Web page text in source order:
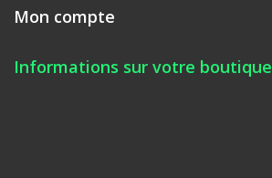
Mon compte
Informations sur votre boutique